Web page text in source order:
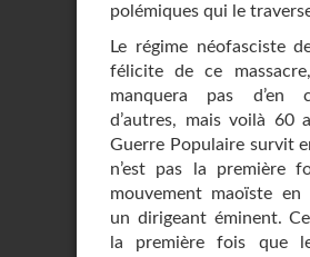
polémiques qui le
Le régime néofasciste
félicite de ce
manquera pas d’en
d’autres, mais voilà 60
Guerre Populaire survit
n’est pas la première
mouvement maoïste en
un dirigeant éminent. Ce
la première fois que